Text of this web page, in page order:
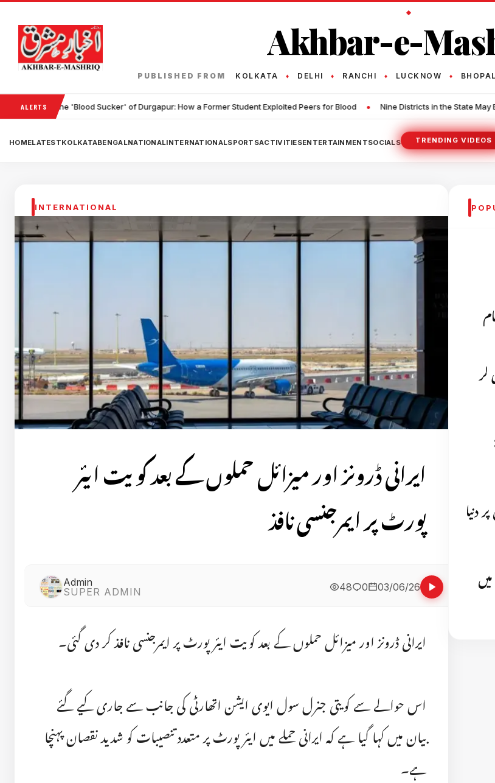
Akhbar-e-
PUBLISHED FROM KOLKATA ♦ DELHI ♦ RANCHI ♦ LUCKNOW ♦ BHOPAL
ALERTS
Sucker' of Durgapur: How a Former Student Exploited Peers for Blood • Nine Districts in the State May Experience Heavy
HOMELATESTKOLKATABENGALNATIONALINTERNATIONALSPORTSACTIVITIESENTERTAINMENTSOCIALS TRENDING VIDEOS
INTERNATIONAL
ایرانی ڈرونز اور میزائل حملوں کے بعد کویت ایئر
پورٹ پر ایمرجنسی نافذ
Admin
SUPER ADMIN
48 0 03/06/26
ایرانی ڈرونز اور میزائل حملوں کے بعد کویت ایئر پورٹ پر ایمرجنسی نافذ کر دی گئی۔
اس حوالے سے کویتی جنرل سول ایوی ایشن اتھارٹی کی جانب سے جاری کیے گئے
بیان میں کہا گیا ہے کہ ایرانی حملے میں ایئر پورٹ پر متعدد تنصیبات کو شدید نقصان پہنچا
ہے۔
کر
دنیا